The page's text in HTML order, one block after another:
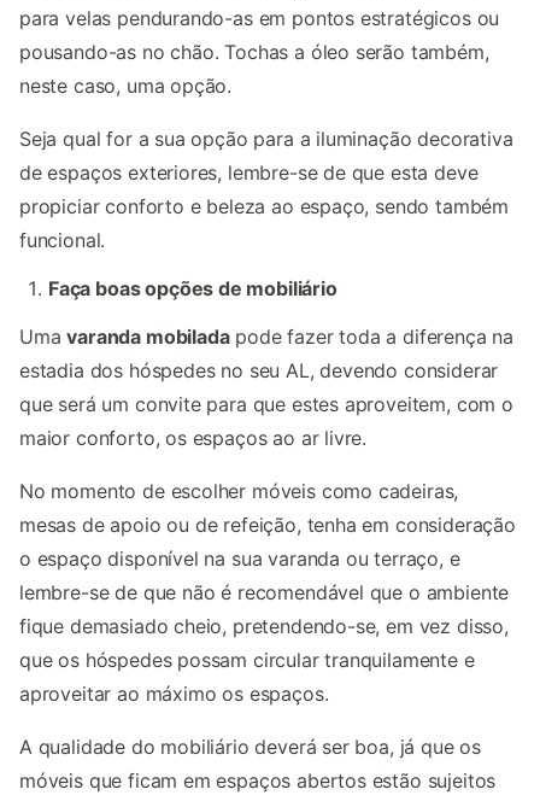
para velas pendurando-as em pontos estratégicos ou
pousando-as no chão. Tochas a óleo serão também,
neste caso, uma opção.
Seja qual for a sua opção para a iluminação decorativa
de espaços exteriores, lembre-se de que esta deve
propiciar conforto e beleza ao espaço, sendo também
funcional.
Faça boas opções de mobiliário
Umavaranda mobiladapode fazer toda a diferença na
estadia dos hóspedes no seu AL, devendo considerar
que será um convite para que estes aproveitem, com o
maior conforto, os espaços ao ar livre.
No momento de escolher móveis como cadeiras,
mesas de apoio ou de refeição, tenha em consideração
o espaço disponível na sua varanda ou terraço, e
lembre-se de que não é recomendável que o ambiente
fique demasiado cheio, pretendendo-se, em vez disso,
que os hóspedes possam circular tranquilamente e
aproveitar ao máximo os espaços.
A qualidade do mobiliário deverá ser boa, já que os
móveis que ficam em espaços abertos estão sujeitos